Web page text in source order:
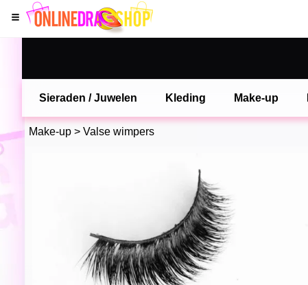
Sieraden / Juwelen Kleding Make-up
Make-up > Valse wimpers